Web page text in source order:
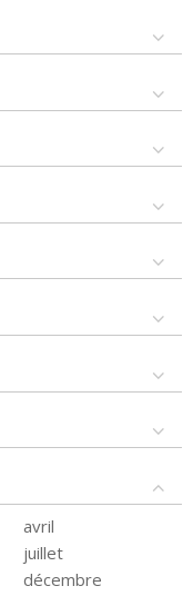
avril
juillet
décembre